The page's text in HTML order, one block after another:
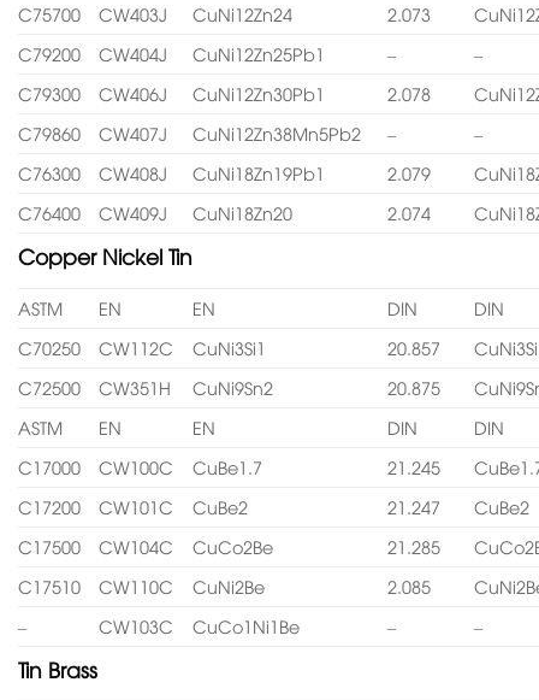
C75700
CW403J CuNi12Zn24 2.073
C79200
CW404J CuNi12Zn25Pb1 –
–
C79300
CW406J CuNi12Zn30Pb1 2.078
C79860
CW407J CuNi12Zn38Mn5Pb2 –
–
C76300
CW408J CuNi18Zn19Pb1 2.079
C76400
CW409J CuNi18Zn20 2.074
Copper Nickel Tin
ASTM EN EN DIN
DIN
C70250
CW112C CuNi3Si1 20.857
CuNi3Si
C72500
CW351H CuNi9Sn2 20.875
ASTM
EN EN DIN
DIN
C17000
CW100C CuBe1.7 21.245
C17200
CW101C CuBe2 21.247
CuBe2
C17500
CW104C CuCo2Be 21.285
C17510
CW110C CuNi2Be 2.085
–
CW103C CuCo1Ni1Be – –
Tin Brass